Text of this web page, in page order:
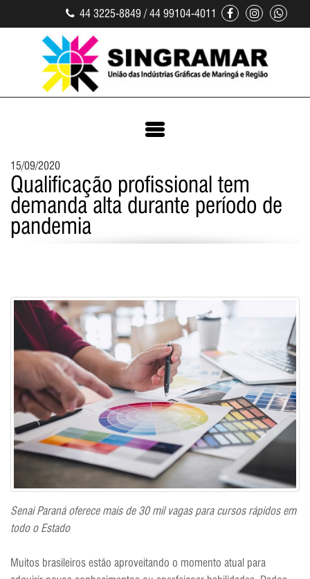
44 3225-8849 / 44 99104-4011
15/09/2020
Qualificação profissional tem
demanda alta durante período de
pandemia
Senai Paraná oferece mais de 30 mil vagas para cursos rápidos em
todo o Estado
Muitos brasileiros estão aproveitando o momento atual para